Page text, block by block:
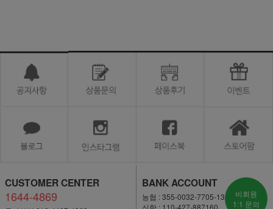
CUSTOMER CENTER
1644-4869
BANK ACCOUNT
농협 : 355-0032-7705-13
신한 : 110-427-887160
비회원
1:1 문의